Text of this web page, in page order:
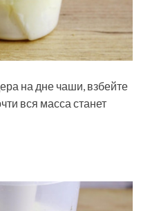
на дне чаши, взбейте
вся масса станет